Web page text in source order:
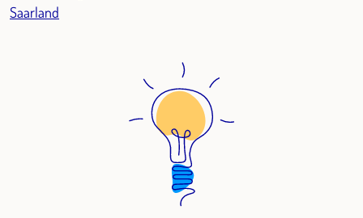
Saarland